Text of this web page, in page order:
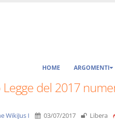
HOME ARGOMENTI
del 2017
WikiJus I 03/07/2017 Libera